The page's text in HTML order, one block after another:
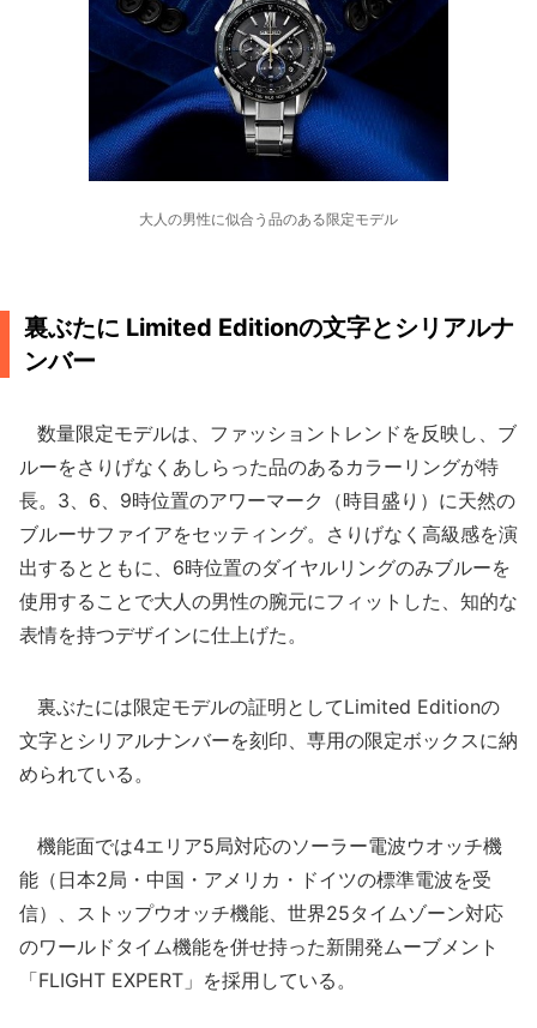
大人の男性に似合う品のある限定モデル
裏ぶたに Limited Editionの文字とシリアルナ
ンバー
数量限定モデルは、ファッショントレンドを反映し、ブ
ルーをさりげなくあしらった品のあるカラーリングが特
長。3、6、9時位置のアワーマーク（時目盛り）に天然の
ブルーサファイアをセッティング。さりげなく高級感を演
出するとともに、6時位置のダイヤルリングのみブルーを
使用することで大人の男性の腕元にフィットした、知的な
表情を持つデザインに仕上げた。
裏ぶたには限定モデルの証明としてLimited Editionの
文字とシリアルナンバーを刻印、専用の限定ボックスに納
められている。
機能面では4エリア5局対応のソーラー電波ウオッチ機
能（日本2局・中国・アメリカ・ドイツの標準電波を受
信）、ストップウオッチ機能、世界25タイムゾーン対応
のワールドタイム機能を併せ持った新開発ムーブメント
「FLIGHT EXPERT」を採用している。